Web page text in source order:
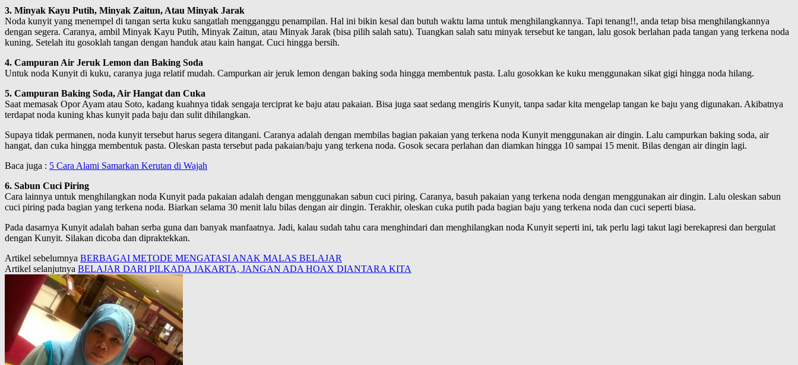
3. Minyak Kayu Putih, Minyak Zaitun, Atau Minyak Jarak
Noda kunyit yang menempel di tangan serta kuku sangatlah mengganggu penampilan. Hal ini bikin kesal dan butuh waktu lama untuk menghilangkannya. Tapi tenang!!, anda tetap bisa menghilangkannya
dengan segera. Caranya, ambil Minyak Kayu Putih, Minyak Zaitun, atau Minyak Jarak (bisa pilih salah satu). Tuangkan salah satu minyak tersebut ke tangan, lalu gosok berlahan pada tangan yang terkena noda
kuning. Setelah itu gosoklah tangan dengan handuk atau kain hangat. Cuci hingga bersih.
4. Campuran Air Jeruk Lemon dan Baking Soda
Untuk noda Kunyit di kuku, caranya juga relatif mudah. Campurkan air jeruk lemon dengan baking soda hingga membentuk pasta. Lalu gosokkan ke kuku menggunakan sikat gigi hingga noda hilang.
5. Campuran Baking Soda, Air Hangat dan Cuka
Saat memasak Opor Ayam atau Soto, kadang kuahnya tidak sengaja terciprat ke baju atau pakaian. Bisa juga saat sedang mengiris Kunyit, tanpa sadar kita mengelap tangan ke baju yang digunakan. Akibatnya
terdapat noda kuning khas kunyit pada baju dan sulit dihilangkan.
Supaya tidak permanen, noda kunyit tersebut harus segera ditangani. Caranya adalah dengan membilas bagian pakaian yang terkena noda Kunyit menggunakan air dingin. Lalu campurkan baking soda, air
hangat, dan cuka hingga membentuk pasta. Oleskan pasta tersebut pada pakaian/baju yang terkena noda. Gosok secara perlahan dan diamkan hingga 10 sampai 15 menit. Bilas dengan air dingin lagi.
Baca juga : 5 Cara Alami Samarkan Kerutan di Wajah
6. Sabun Cuci Piring
Cara lainnya untuk menghilangkan noda Kunyit pada pakaian adalah dengan menggunakan sabun cuci piring. Caranya, basuh pakaian yang terkena noda dengan menggunakan air dingin. Lalu oleskan sabun
cuci piring pada bagian yang terkena noda. Biarkan selama 30 menit lalu bilas dengan air dingin. Terakhir, oleskan cuka putih pada bagian baju yang terkena noda dan cuci seperti biasa.
Pada dasarnya Kunyit adalah bahan serba guna dan banyak manfaatnya. Jadi, kalau sudah tahu cara menghindari dan menghilangkan noda Kunyit seperti ini, tak perlu lagi takut lagi berekapresi dan bergulat
dengan Kunyit. Silakan dicoba dan dipraktekkan.
Artikel sebelumnya BERBAGAI METODE MENGATASI ANAK MALAS BELAJAR
Artikel selanjutnya BELAJAR DARI PILKADA JAKARTA, JANGAN ADA HOAX DIANTARA KITA